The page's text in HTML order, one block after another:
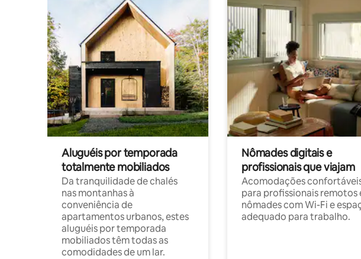
Aluguéis por temporada
totalmente mobiliados
Da tranquilidade de chalés
nas montanhas à
conveniência de
apartamentos urbanos, estes
aluguéis por temporada
mobiliados têm todas as
comodidades de um lar.
Nômades digitais e
profissionais que viajam
Acomodações
para profissionais remotos
nômades com Wi-Fi e
adequado para trabalho.